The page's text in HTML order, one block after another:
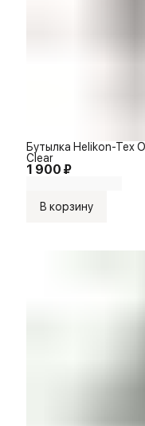
1 900 ₽
Бутылка Helikon-Tex
Clear
В корзину